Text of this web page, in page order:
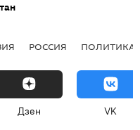
РОССИЯ ПОЛИТИКА
Дзен VK